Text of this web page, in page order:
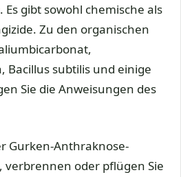
gibt sowohl chemische als
Zu den organischen
subtilis und einige
Sie die Anweisungen des
Gurken-Anthraknose-
oder pflügen Sie